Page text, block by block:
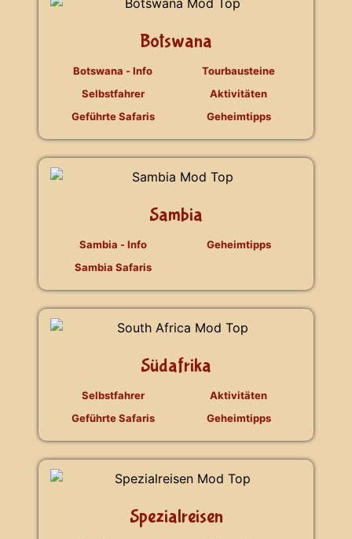
Botswana
Botswana - Info
Selbstfahrer
Geführte Safaris
Tourbausteine
Aktivitäten
Geheimtipps
Sambia
Sambia - Info
Sambia Safaris
Geheimtipps
Südafrika
Selbstfahrer
Geführte Safaris
Aktivitäten
Geheimtipps
Spezialreisen